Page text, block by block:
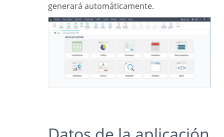
generará automáticamente.